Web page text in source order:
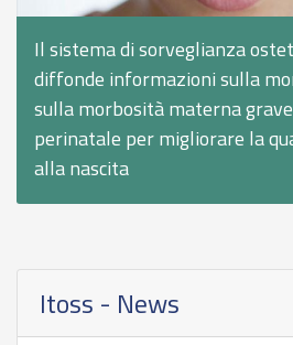
Il sistema di sorveglianza
diffonde informazioni sulla
sulla morbosità materna
perinatale per migliorare la
alla nascita
Itoss - News